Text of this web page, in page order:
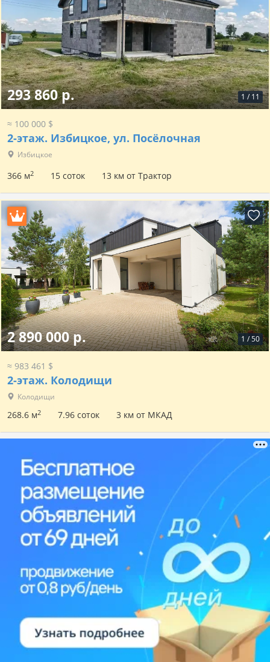
1 / 11
293 860 р.
≈ 100 000 $
2-этаж. Избицкое, ул. Посёлочная
Избицкое
366 м2 15 соток 13 км от Трактор
1 /50
2 890 000 р.
≈ 983 461 $
2-этаж. Колодищи
Колодищи
268.6 м2 7.96 соток 3 км от МКАД